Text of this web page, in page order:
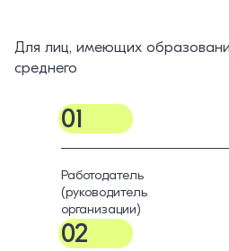
Для лиц, имеющих
среднего
01
Работодатель
(руководитель
организации)
02